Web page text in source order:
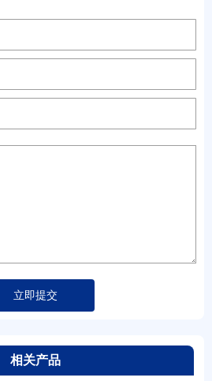
立即提交
相关产品